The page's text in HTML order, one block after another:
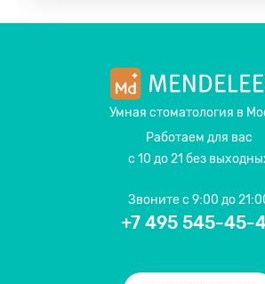
Умная стоматология в
Работаем для вас
с 10 до 21 без
Звонитес 9:00 до
+7 495 545-45-